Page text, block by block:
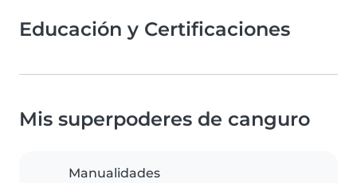
Educación y Certificaciones
Mis superpoderes de canguro
Manualidades